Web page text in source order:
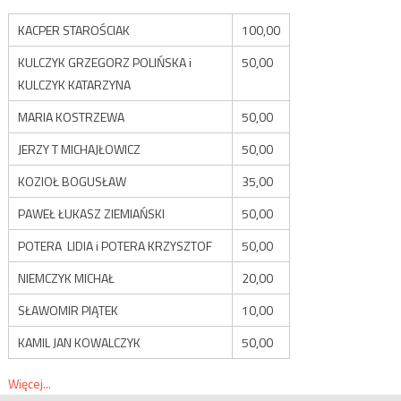
KACPER STAROŚCIAK
100,00
KULCZYK GRZEGORZ POLIŃSKA i
KULCZYK KATARZYNA
50,00
MARIA KOSTRZEWA
50,00
JERZY T MICHAJŁOWICZ
50,00
KOZIOŁ BOGUSŁAW
35,00
PAWEŁ ŁUKASZ ZIEMIAŃSKI
50,00
POTERA LIDIA i POTERA KRZYSZTOF
50,00
NIEMCZYK MICHAŁ
20,00
SŁAWOMIR PIĄTEK
10,00
KAMIL JAN KOWALCZYK
50,00
Więcej...